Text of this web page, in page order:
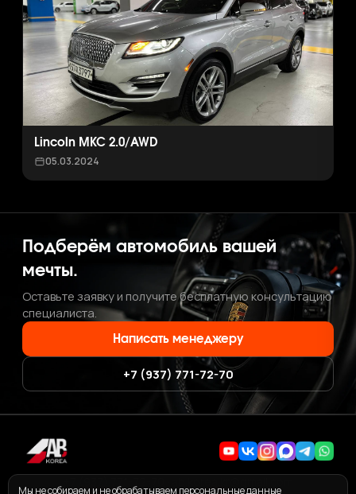
Lincoln MKC 2.0/AWD
05.03.2024
Подберём автомобиль вашей
мечты.
Оставьте заявку и получите бесплатную консультацию
специалиста.
Написать менеджеру
+7 (937) 771-72-70
Мы не собираем и не обрабатываем персональные данные